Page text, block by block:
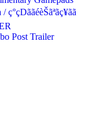
Post Trailer